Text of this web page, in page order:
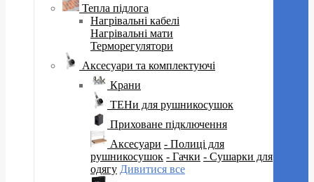
Тепла підлога
Нагрівальні кабелі
Нагрівальні мати
Терморегулятори
Аксесуари та комплектуючі
Крани
ТЕНи для рушникосушок
Приховане підключення
Аксесуари - Полиці для
рушникосушок - Гачки - Сушарки для
одягу Дивитися все